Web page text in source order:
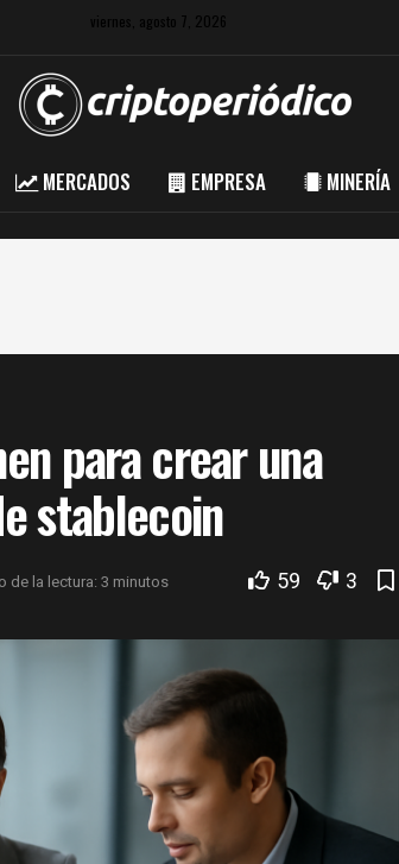
viernes, agosto 7, 2026
MERCADOS EMPRESA MINERÍA
para crear una
stablecoin
de la lectura: 3 minutos 59 3